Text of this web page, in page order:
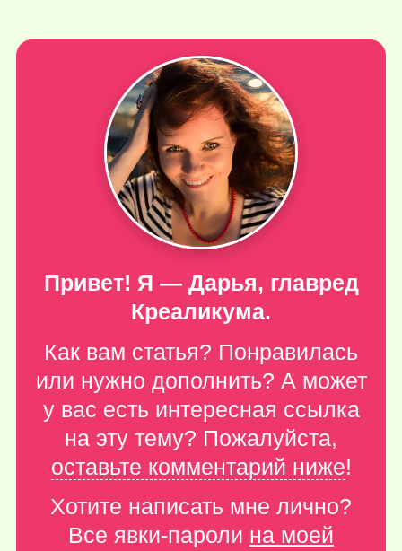
Привет! Я — Дарья, главред
Креаликума.
Как вам статья? Понравилась
или нужно дополнить? А может
у вас есть интересная ссылка
на эту тему? Пожалуйста,
оставьте комментарий ниже!
Хотите написать мне лично?
Все явки-пароли на моей